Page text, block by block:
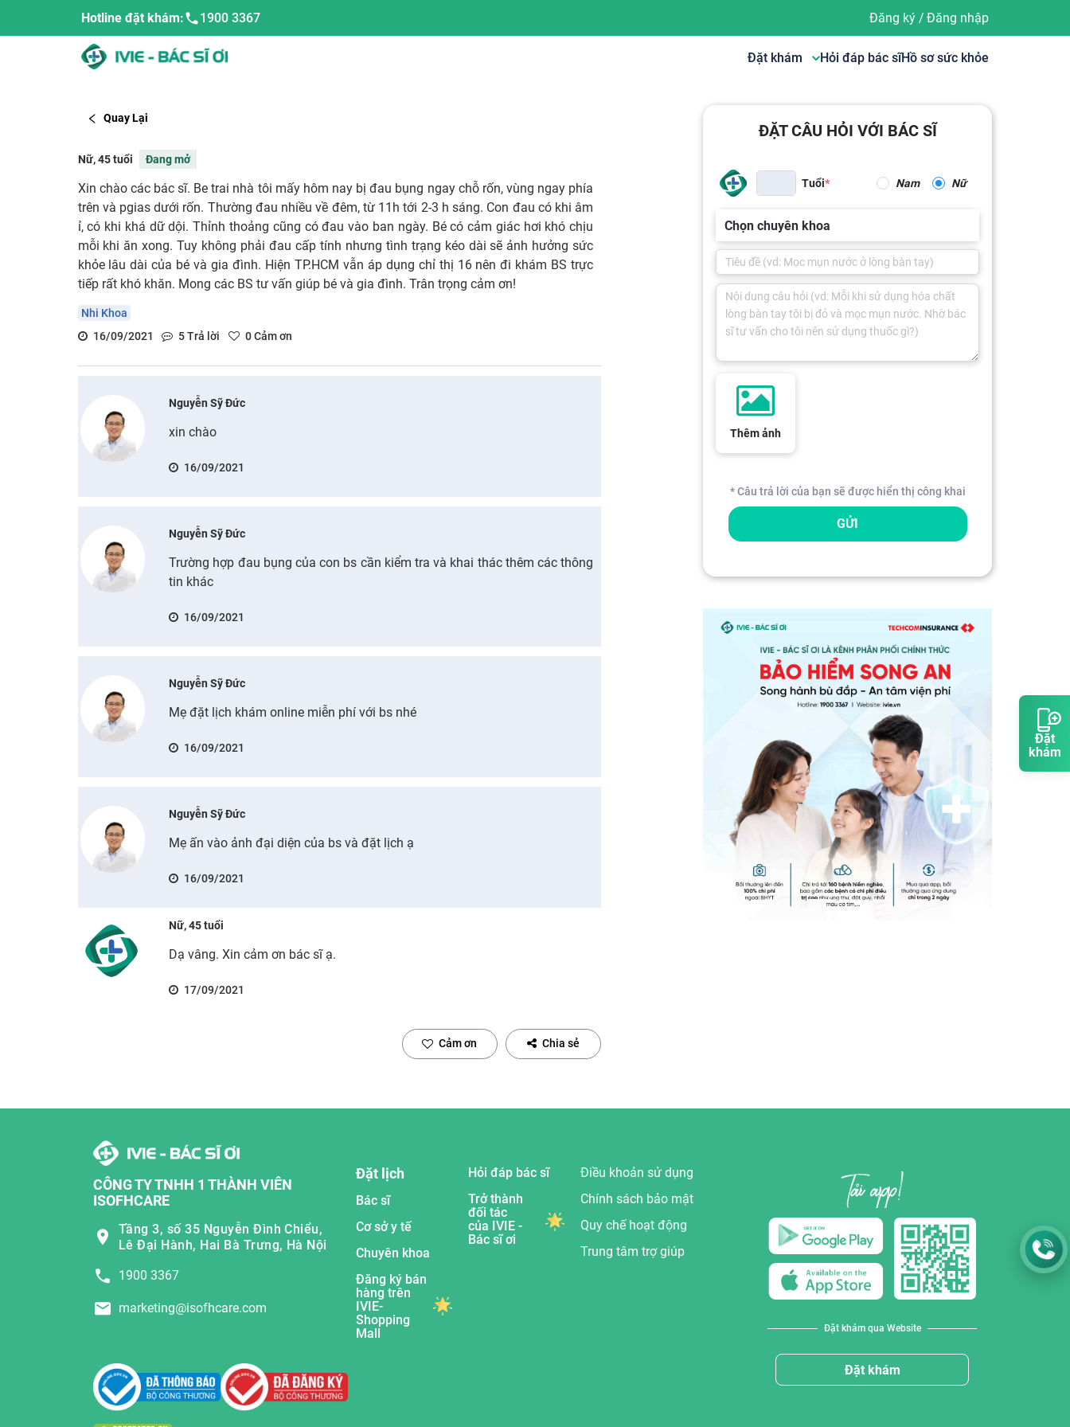
Đặt
khám
Hotline đặt khám: 1900 3367 Đăng ký/ Đăng nhập
Đặt khám Hỏi đáp bác sĩHồ sơ sức khỏe
Quay Lại
Nữ, 45 tuổi Đang mở
Xin chào các bác sĩ. Be trai nhà tôi mấy hôm nay bị đau bụng ngay chỗ rốn, vùng ngay phía
trên và pgias dưới rốn. Thường đau nhiều về đêm, từ 11h tới 2-3 h sáng. Con đau có khi âm
ỉ, có khi khá dữ dội. Thỉnh thoảng cũng có đau vào ban ngày. Bé có cảm giác hơi khó chịu
mỗi khi ăn xong. Tuy không phải đau cấp tính nhưng tình trạng kéo dài sẽ ảnh hưởng sức
khỏe lâu dài của bé và gia đình. Hiện TP.HCM vẫn áp dụng chỉ thị 16 nên đi khám BS trực
tiếp rất khó khăn. Mong các BS tư vấn giúp bé và gia đình. Trân trọng cảm ơn!
Nhi Khoa
16/09/2021
5Trả lời 0Cảm ơn
Nguyễn Sỹ Đức
xin chào
16/09/2021
Nguyễn Sỹ Đức
Trường hợp đau bụng của con bs cần kiểm tra và khai thác thêm các thông
tin khác
16/09/2021
Nguyễn Sỹ Đức
Mẹ đặt lịch khám online miễn phí với bs nhé
16/09/2021
Nguyễn Sỹ Đức
Mẹ ấn vào ảnh đại diện của bs và đặt lịch ạ
16/09/2021
Nữ, 45 tuổi
Dạ vâng. Xin cảm ơn bác sĩ ạ.
17/09/2021
Cảm ơn Chia sẻ
ĐẶT CÂU HỎI VỚI BÁC SĨ
Tuổi Nam Nữ
Chọn chuyên khoa
Thêm ảnh
* Câu trả lời của bạn sẽ được hiển thị công khai
GỬI
CÔNG TY TNHH 1 THÀNH VIÊN
ISOFHCARE
Tầng 3, số 35 Nguyễn Đình Chiểu,
Lê Đại Hành, Hai Bà Trưng, Hà Nội
1900 3367
marketing@isofhcare.com
Đặt lịch
Bác sĩ
Cơ sở y tế
Chuyên khoa
Đăng ký bán
hàng trên
IVIE-
Shopping
Mall
Hỏi đáp bác sĩ
Trở thành
đối tác
của IVIE -
Bác sĩ ơi
Điều khoản sử dụng
Chính sách bảo mật
Quy chế hoạt động
Trung tâm trợ giúp
Đặt khám qua Website
Đặt khám